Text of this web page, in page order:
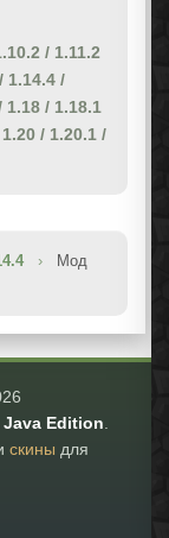
/ 1.11.2
/ 1.14.4 /
1.18 / 1.18.1
1.20 / 1.20.1 /
›
Мод
Edition.
скины для